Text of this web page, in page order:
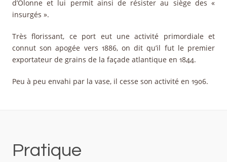
d’Olonne et lui permit ainsi de résister au siège des «
insurgés ».
Très florissant, ce port eut une activité primordiale et
connut son apogée vers 1886, on dit qu’il fut le premier
exportateur de grains de la façade atlantique en 1844.
Peu à peu envahi par la vase, il cesse son activité en 1906.
Pratique